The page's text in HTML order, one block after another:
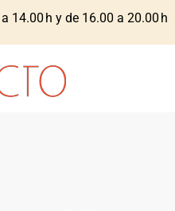
14.00 h y de 16.00 a 20.00 h